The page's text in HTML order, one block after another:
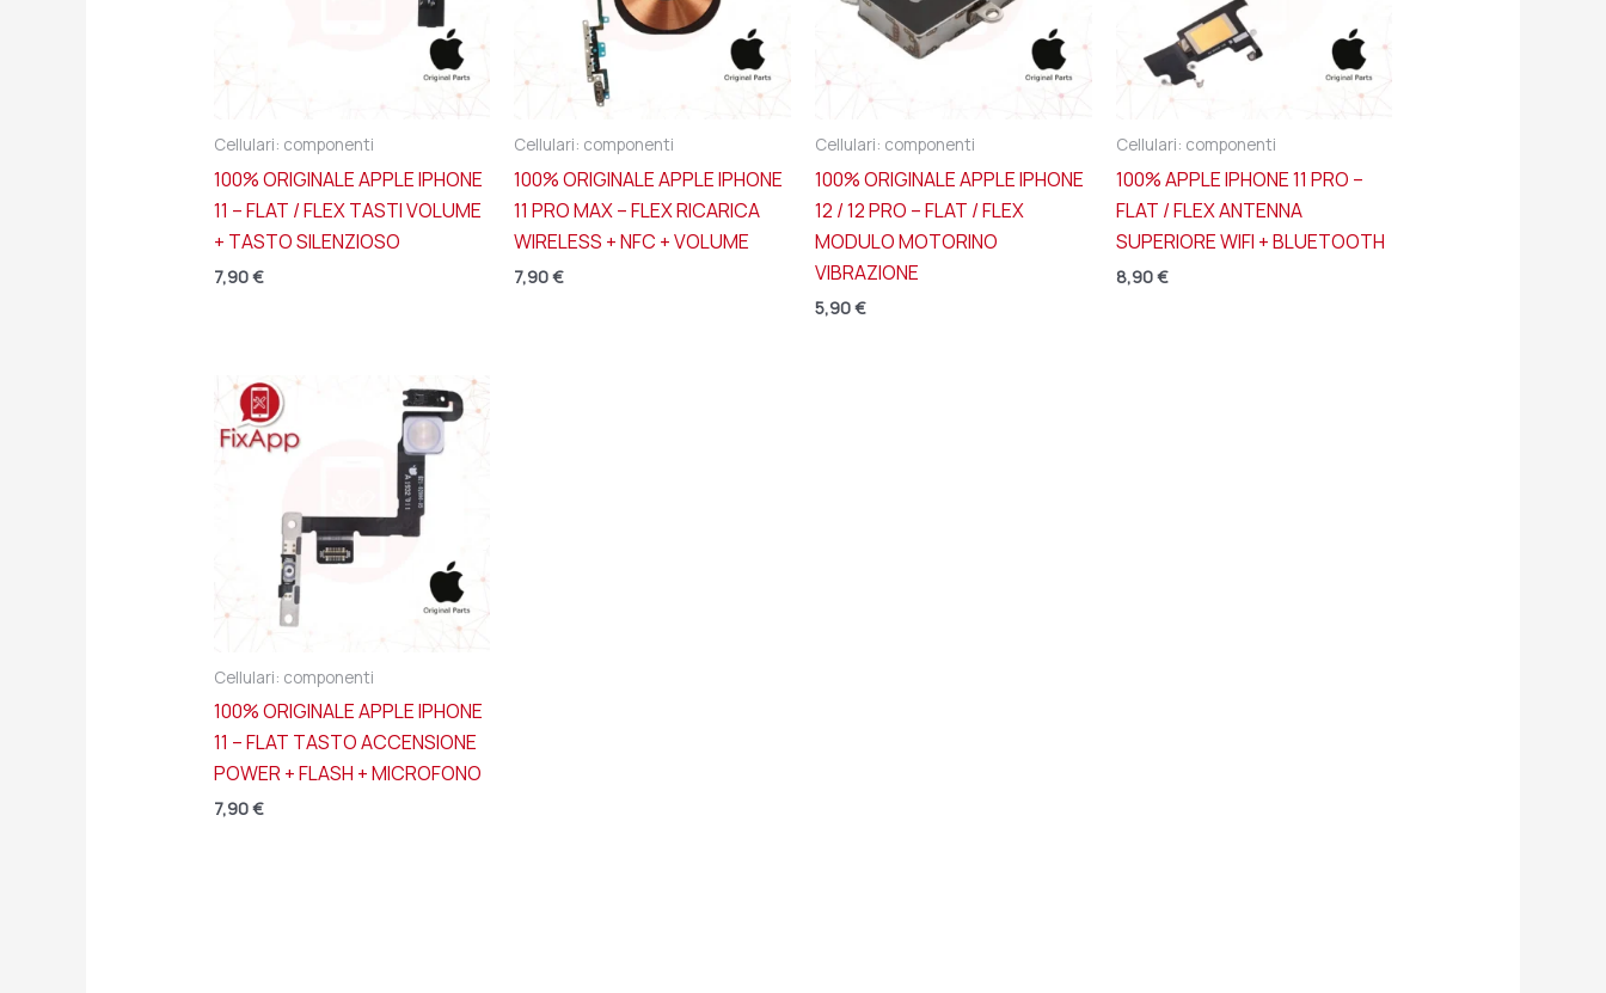
Cellulari: componenti
100% ORIGINALE APPLE IPHONE
11 – FLAT / FLEX TASTI VOLUME
+ TASTO SILENZIOSO
7,90€
Cellulari: componenti
100% ORIGINALE APPLE IPHONE
11 PRO MAX – FLEX RICARICA
WIRELESS + NFC + VOLUME
7,90€
Cellulari: componenti
100% ORIGINALE APPLE IPHONE
12 / 12 PRO – FLAT / FLEX
MODULO MOTORINO
VIBRAZIONE
5,90€
Cellulari: componenti
100% APPLE IPHONE 11 PRO –
FLAT / FLEX ANTENNA
SUPERIORE WIFI + BLUETOOTH
8,90€
Cellulari: componenti
100% ORIGINALE APPLE IPHONE
11 – FLAT TASTO ACCENSIONE
POWER + FLASH + MICROFONO
7,90€